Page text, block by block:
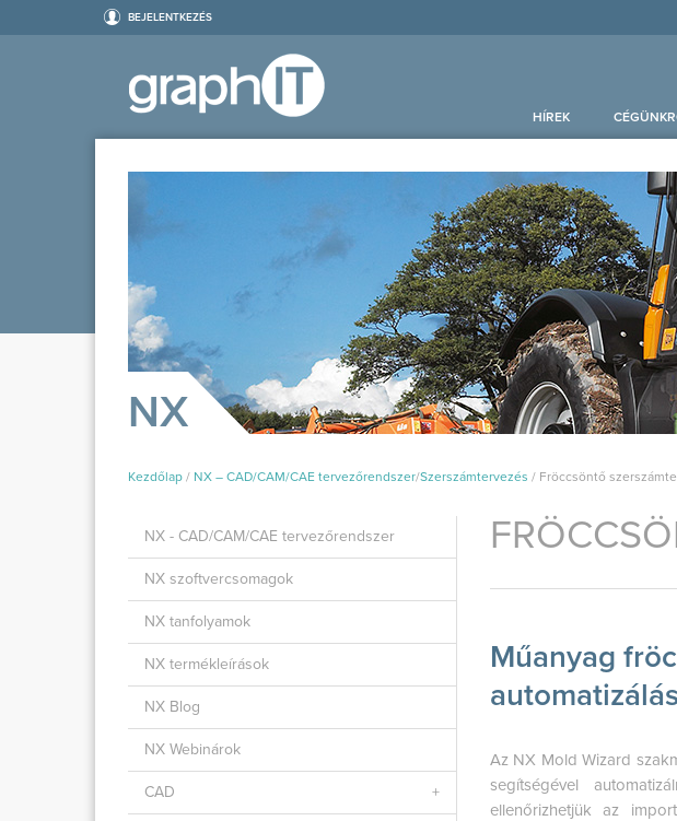
BEJELENTKEZÉS
HÍREK
NX
Kezdőlap / NX – CAD/CAM/CAE tervezőrendszer/Szerszámtervezés / Fröccsöntő
NX - CAD/CAM/CAE tervezőrendszer
NX szoftvercsomagok
NX tanfolyamok
NX termékleírások
NX Blog
NX Webinárok
CAD
Műanyag
Az NX Mold Wizard
segítségével
ellenőrizhetjük az